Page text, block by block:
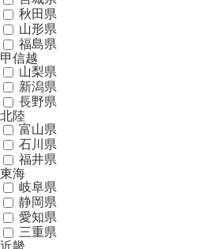
秋田県
山形県
福島県
甲信越
山梨県
新潟県
長野県
北陸
富山県
石川県
福井県
東海
岐阜県
静岡県
愛知県
三重県
近畿